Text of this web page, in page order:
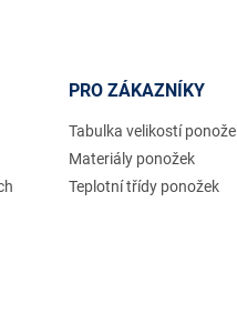
PRO ZÁKAZNÍKY
Tabulka velikostí
Materiály ponožek
Teplotní třídy ponožek